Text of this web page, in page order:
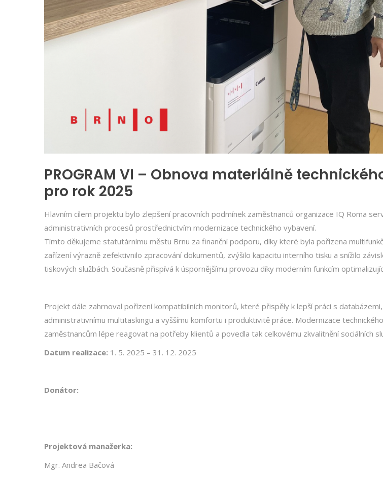
PROGRAM VI – Obnova materiálně
pro rok 2025
Hlavním cílem projektu bylo zlepšení pracovních podmínek zaměstnanců organizace IQ Roma
administrativních procesů prostřednictvím modernizace technického vybavení.
Tímto děkujeme statutárnímu městu Brnu za finanční podporu, díky které byla pořízena
zařízení výrazně zefektivnilo zpracování dokumentů, zvýšilo kapacitu interního tisku a snížilo
tiskových službách. Současně přispívá k úspornějšímu provozu díky moderním funkcím
Projekt dále zahrnoval pořízení kompatibilních monitorů, které přispěly k lepší práci s
administrativnímu multitaskingu a vyššímu komfortu i produktivitě práce. Modernizace
zaměstnancům lépe reagovat na potřeby klientů a povedla tak celkovému zkvalitnění sociálních
Datum realizace: 1. 5. 2025 – 31. 12. 2025
Donátor:
Projektová manažerka:
Mgr. Andrea Bačová